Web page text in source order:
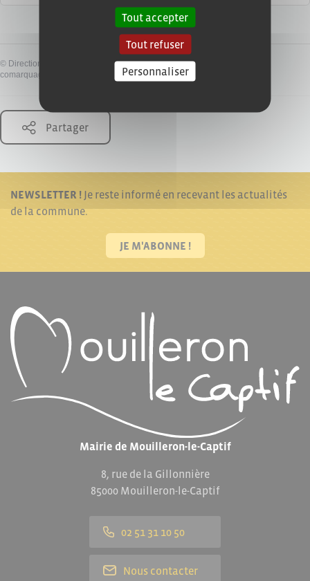
© Direction de l'information légale et administrative
comarquage developpé par
baseo.io
Partager
NEWSLETTER ! Je reste informé en recevant les actualités
de la commune.
JE M'ABONNE !
Mairie de Mouilleron-le-Captif
8, rue de la Gillonnière
85000 Mouilleron-le-Captif
02 51 31 10 50
Nous contacter
Tout accepter
Tout refuser
Personnaliser